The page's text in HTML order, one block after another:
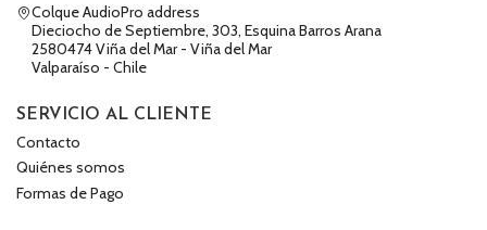
Colque AudioPro address
Dieciocho de Septiembre, 303, Esquina Barros Arana
2580474 Viña del Mar - Viña del Mar
Valparaíso - Chile
SERVICIO AL CLIENTE
Contacto
Quiénes somos
Formas de Pago